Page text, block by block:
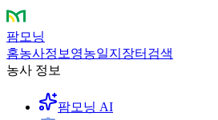
팜모닝
홈농사정보 영농일지 장터 검색
농사 정보
팜모닝 AI